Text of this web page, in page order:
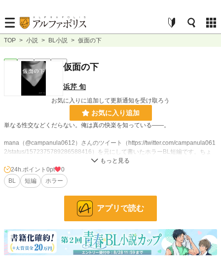
TOP > 小説 > BL小説 > 仮面の下
完結 短編 仮面の下
浜芹 旬
お気に入りに追加して更新通知を受け取ろう
お気に入り追加
単なる性交などくだらない。俺は真の快楽を知っている――。
mana（@campanula0612）さんのツイート（https://twitter.com/campanula061
2/status/1572375789286588416）を元にして書いたホラーBL短編です。ちょ
っとホラー寄りかも。楽しんでもらえると嬉しいです。
小説 228,586 位 / 228,586 件
31,385 位 / 31,385 件
24h.ポイント 0 pt
文字数 4,275
24h.ポイント 0pt
0
BL
短編 ホラー
アプリで読む